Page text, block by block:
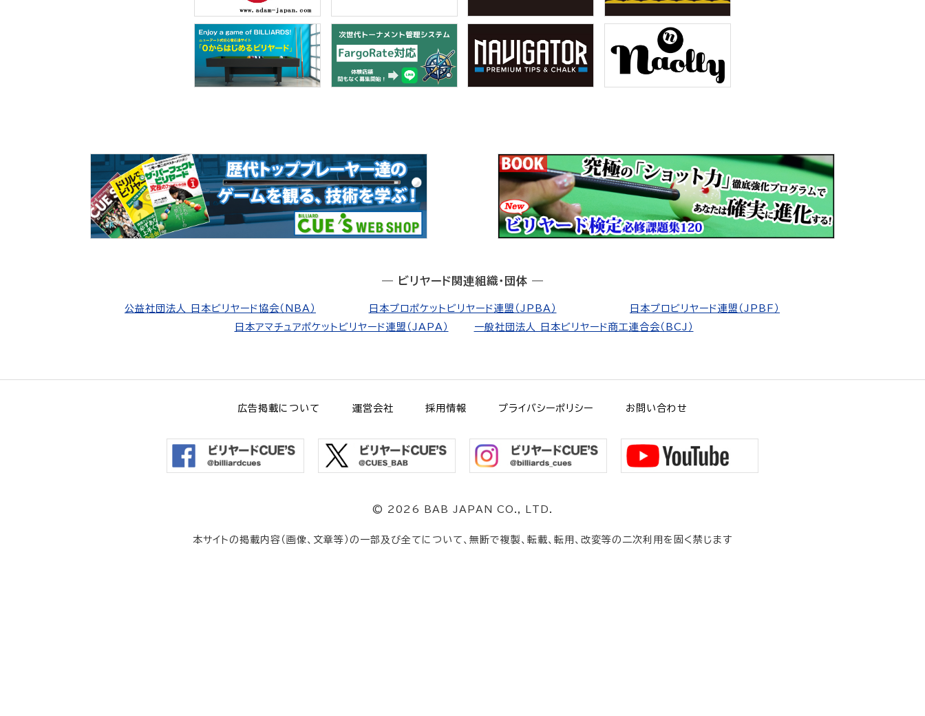
― ビリヤード関連組織・団体 ―
公益社団法人 日本ビリヤード協会（NBA） 日本プロポケットビリヤード連盟（JPBA）
日本プロビリヤード連盟（JPBF）
日本アマチュアポケットビリヤード連盟（JAPA）
一般社団法人 日本ビリヤード商工連合会（BCJ）
広告掲載について 運営会社 採用情報 プライバシーポリシー お問い合わせ
© 2026 BAB JAPAN CO., LTD.
本サイトの掲載内容（画像、文章等）の一部及び全てについて、無断で複製、転載、転用、改変等の二次利用を固く禁じます